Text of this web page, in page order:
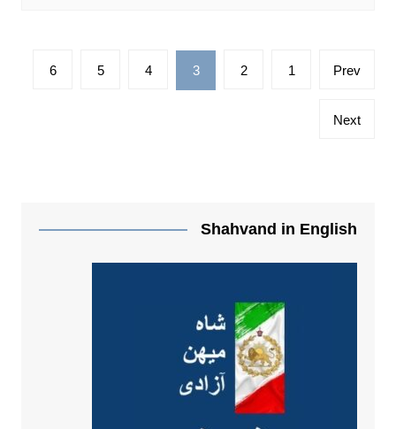
صفحه‌بندی
Prev
1
2
3
4
5
6
Next
Shahvand in English